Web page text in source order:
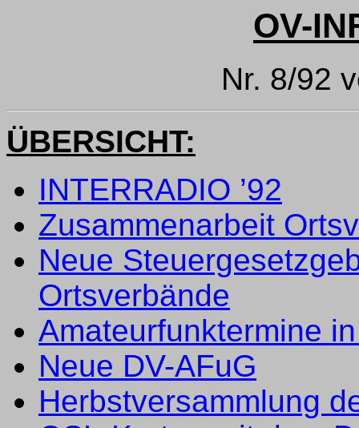
OV-
Nr. 8/92
ÜBERSICHT:
INTERRADIO ’92
Zusammenarbeit
Neue
Ortsverbände
Amateurfunktermine
Neue DV-AFuG
Herbstversammlung